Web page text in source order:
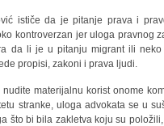
ističe da je pitanje prava i
kontroverzan jer uloga pravnog
da li je u pitanju migrant ili
propisi, zakoni i prava ljudi.
nudite materijalnu korist onome
stranke, uloga advokata se u
što bi bila zakletva koju su